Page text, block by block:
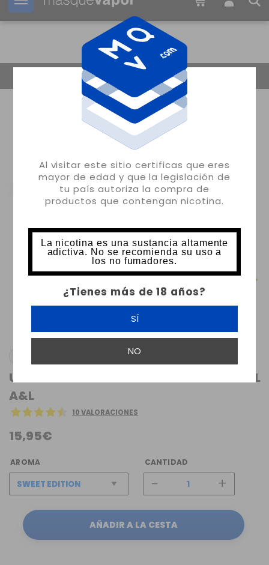
Al visitar este sitio certificas que eres
mayor de edad y que la legislación de
tu país autoriza la compra de
productos que contengan nicotina.
La nicotina es una sustancia altamente
adictiva. No se recomienda su uso a
los no fumadores.
¿Tienes más de 18 años?
SÍ
NO
Tu pedido puede ser enviado en 44m: 48s
ULTIMATE RAGNAROK ZERO FLAVOR 30ML
A&L
10 VALORACIONES
15,95€
AROMA CANTIDAD
- +
AÑADIR A LA CESTA